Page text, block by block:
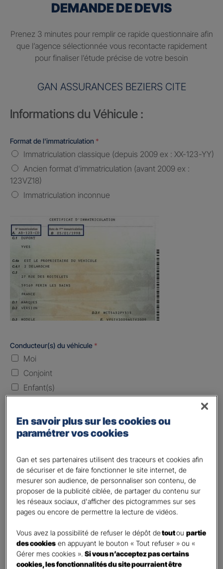
DEMANDE DE DEVIS
Prenez 3 minutes pour remplir ce rapide questionnaire afin
que l’agence sélectionnée vous recontacte rapidement
pour finaliser l’étude précise de votre besoin
GAN ASSURANCES BEZIERS CITE
Informations du Véhicule :
Format de l'immatriculation *
Immatriculation classique (depuis 2009 ex : XX-123-YY)
Ancien format d'immatriculation (avant 2009 ex :
123VZ18)
Immatriculation inconnue
Conducteur(s) du véhicule *
Moi
Conjoint
Enfant(s)
Laissez vide ou indiquez la date envisagez
Vos informations :
Etes-vous déjà client Gan assurances ?*
Oui
Non
Civilité *
Madame
Monsieur
En savoir plus sur les cookies ou
paramétrer vos cookies
Gan et ses partenaires utilisent des traceurs et cookies afin
de sécuriser et de faire fonctionner le site internet, de
mesurer son audience, de personnaliser son contenu, de
proposer de la publicité ciblée, de partager du contenu sur
les réseaux sociaux, d'afficher des pictogrammes sur ses
pages ou encore de permettre la lecture de vidéos.
Vous avez la possibilité de refuser le dépôt detoutoupartie
des cookies en appuyant le bouton « Tout refuser » ou «
Gérer mes cookies ».Si vous n’acceptez pas certains
cookies, les fonctionnalités du site pourraient être